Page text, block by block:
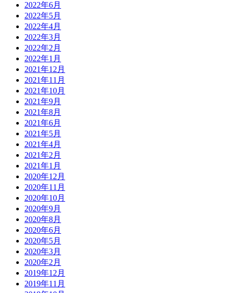
2022年6月
2022年5月
2022年4月
2022年3月
2022年2月
2022年1月
2021年12月
2021年11月
2021年10月
2021年9月
2021年8月
2021年6月
2021年5月
2021年4月
2021年2月
2021年1月
2020年12月
2020年11月
2020年10月
2020年9月
2020年8月
2020年6月
2020年5月
2020年3月
2020年2月
2019年12月
2019年11月